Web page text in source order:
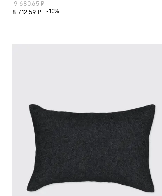
9 680,65 ₽
8 712,59 ₽
-10%